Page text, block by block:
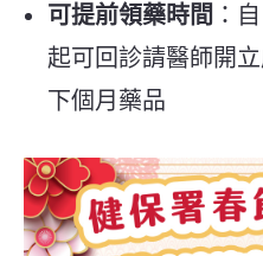
可提前領藥時間 ：
起可回診請醫師開
下個月藥品